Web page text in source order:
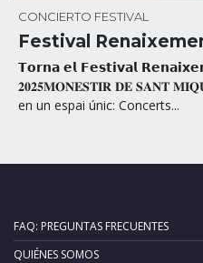
CONCIERTO FESTIVAL
Festival
𝗧𝗼𝗿𝗻𝗮 𝗲𝗹 𝗙𝗲𝘀𝘁𝗶𝘃𝗮𝗹
𝟐𝟎𝟐𝟓𝐌𝐎𝐍𝐄𝐒𝐓𝐈𝐑 𝐃𝐄 𝐒𝐀𝐍𝐓
en un espai únic: Concerts...
FAQ: PREGUNTAS FRECUENTES
QUIÉNES SOMOS